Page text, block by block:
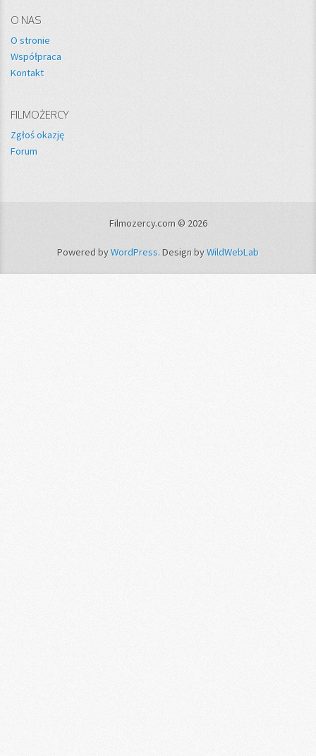
O NAS
O stronie
Współpraca
Kontakt
FILMOŻERCY
Zgłoś okazję
Forum
Filmozercy.com © 2026
Powered byWordPress. Design byWildWebLab